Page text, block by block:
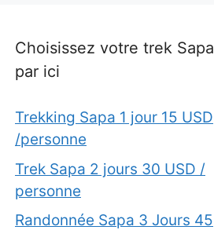
Choisissez votre trek Sapa
par ici
Trekking Sapa 1 jour 15 USD
/personne
Trek Sapa 2 jours 30 USD /
personne
Randonnée Sapa 3 Jours 45